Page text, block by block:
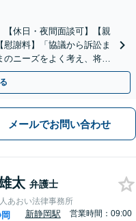
【休日・夜間面談可】【親
謝料】「協議から訴訟ま
ニーズをよく考え、将来
応いたします。
メールでお問い合わせ
太 弁護士
あおい法律事務所
新静岡駅
営業時間：09:00